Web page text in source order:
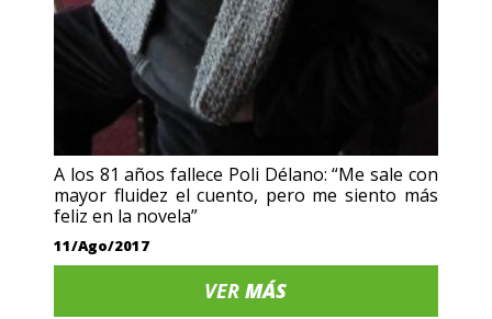
A los 81 años fallece Poli Délano: “Me sale con
mayor fluidez el cuento, pero me siento más
feliz en la novela”
11/Ago/2017
VERMÁS